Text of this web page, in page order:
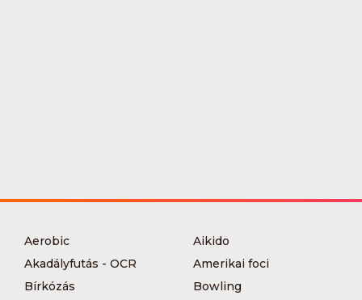
Aerobic
Aikido
Akadályfutás - OCR
Amerikai foci
Bírkózás
Bowling